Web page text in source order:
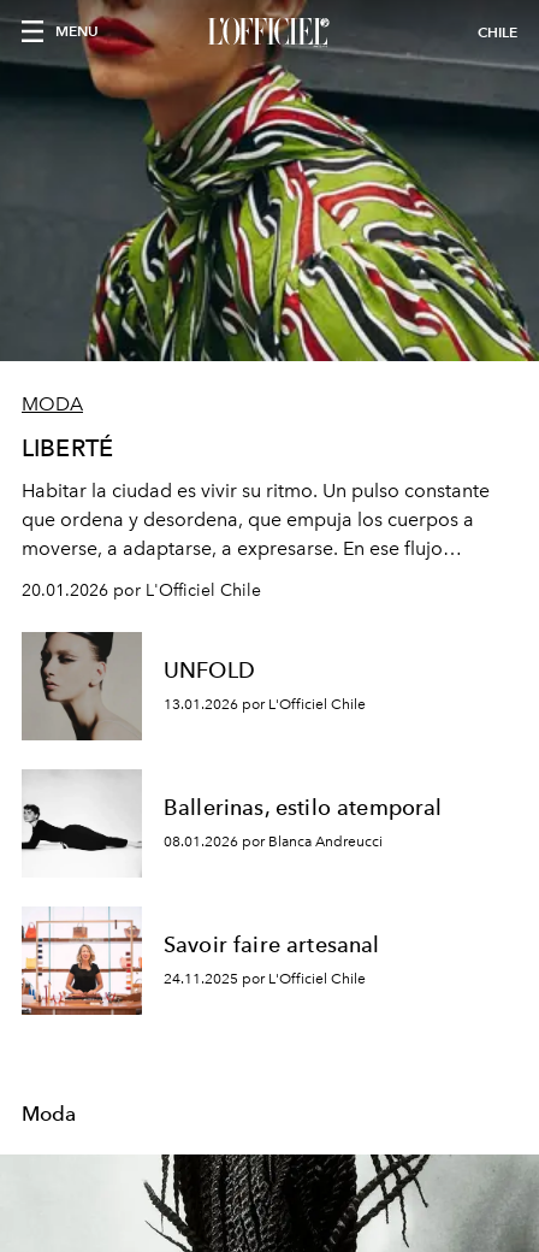
MENU CHILE
MODA
LIBERTÉ
Habitar la ciudad es vivir su ritmo. Un pulso constante
que ordena y desordena, que empuja los cuerpos a
moverse, a adaptarse, a expresarse. En ese flujo
incesante, la moda aparece como un lenguaje propio:
siluetas que nacen del tránsito, líneas que responden al
movimiento, gestos que dialogan con la escala urbana.
20.01.2026 por L'Officiel Chile
UNFOLD
13.01.2026 por L'Officiel Chile
Ballerinas, estilo atemporal
08.01.2026 por Blanca Andreucci
Savoir faire artesanal
24.11.2025 por L'Officiel Chile
Moda